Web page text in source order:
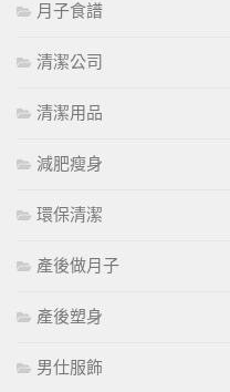
月子食譜
清潔公司
清潔用品
減肥瘦身
環保清潔
產後做月子
產後塑身
男仕服飾